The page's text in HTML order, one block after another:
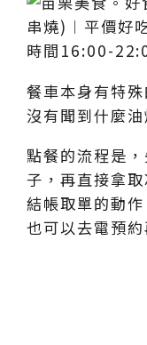
餐車本身有特
沒有聞到什麼
點餐的流程是
子，再直接拿
結帳取單的動
也可以去電預約